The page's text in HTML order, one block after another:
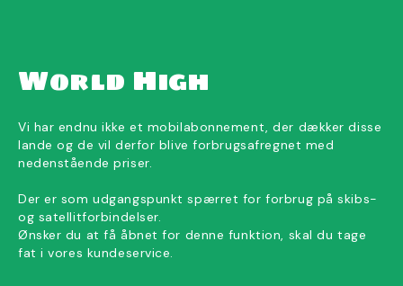
World High
Vi har endnu ikke et mobilabonnement, der dækker disse
lande og de vil derfor blive forbrugsafregnet med
nedenstående priser.
Der er som udgangspunkt spærret for forbrug på skibs-
og satellitforbindelser.
Ønsker du at få åbnet for denne funktion, skal du tage
fat i vores kundeservice.